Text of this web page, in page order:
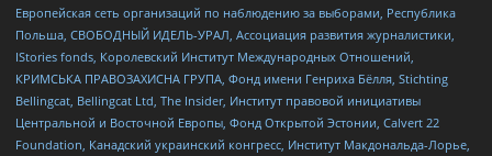
Европейская сеть организаций по наблюдению за выборами, Республика
Польша, СВОБОДНЫЙ ИДЕЛЬ-УРАЛ, Ассоциация развития журналистики,
IStories fonds, Королевский Институт Международных Отношений,
КРИМСЬКА ПРАВОЗАХИСНА ГРУПА, Фонд имени Генриха Бёлля, Stichting
Bellingcat, Bellingcat Ltd, The Insider, Институт правовой инициативы
Центральной и Восточной Европы, Фонд Открытой Эстонии, Calvert 22
Foundation, Канадский украинский конгресс, Институт Макдональда-Лорье,